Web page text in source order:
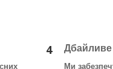
4 Дбайливе
Ми